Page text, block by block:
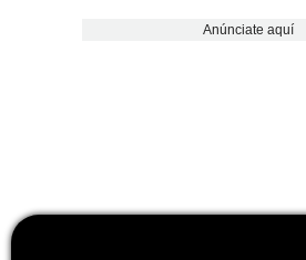
Anúnciate aquí